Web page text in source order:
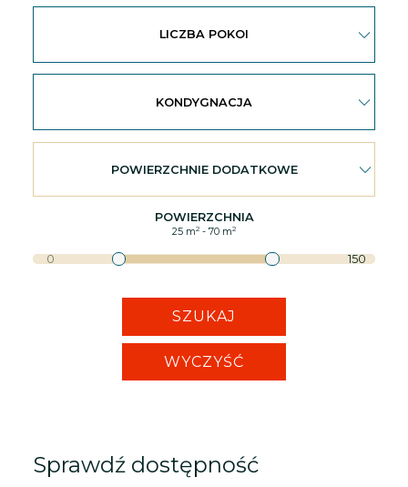
LICZBA POKOI
KONDYGNACJA
POWIERZCHNIE DODATKOWE
POWIERZCHNIA
0 150
25 m2 - 70 m2
SZUKAJ
WYCZYŚĆ
Sprawdź dostępność